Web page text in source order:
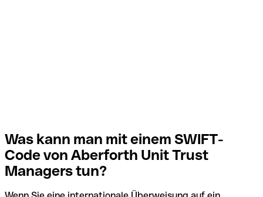
Was kann man mit einem SWIFT-
Code von Aberforth Unit Trust
Managers tun?